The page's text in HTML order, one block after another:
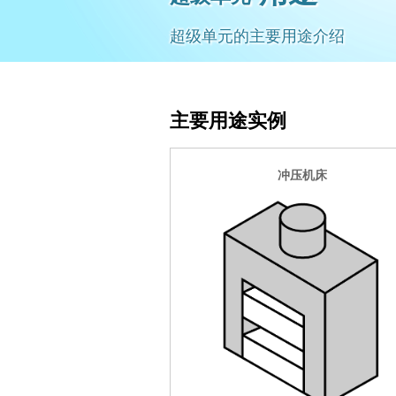
超级单元的主要用途介绍
主要用途实例
冲压机床